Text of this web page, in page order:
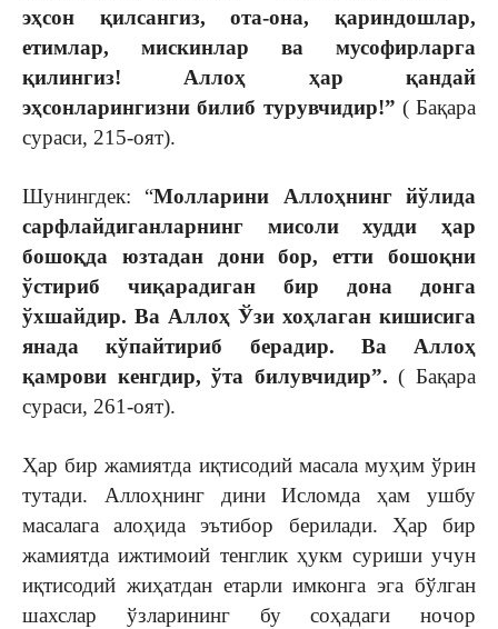
эҳсон қилсангиз, ота-она, қариндошлар,
етимлар, мискинлар ва мусофирларга
қилингиз! Аллоҳ ҳар қандай
эҳсонларингизни билиб турувчидир!” ( Бақара
сураси, 215-оят).
Шунингдек: “Молларини Аллоҳнинг йўлида
сарфлайдиганларнинг мисоли худди ҳар
бошоқда юзтадан дони бор, етти бошоқни
ўстириб чиқарадиган бир дона донга
ўхшайдир. Ва Аллоҳ Ўзи хоҳлаган кишисига
янада кўпайтириб берадир. Ва Аллоҳ
қамрови кенгдир, ўта билувчидир”.( Бақара
сураси, 261-оят).
Ҳар бир жамиятда иқтисодий масала муҳим ўрин
тутади. Аллоҳнинг дини Исломда ҳам ушбу
масалага алоҳида эътибор берилади. Ҳар бир
жамиятда ижтимоий тенглик ҳукм суриши учун
иқтисодий жиҳатдан етарли имконга эга бўлган
шахслар ўзларининг бу соҳадаги ночор